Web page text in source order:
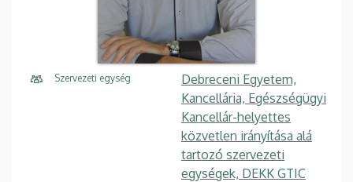
Szervezeti egység
Debreceni Egyetem,
Kancellária, Egészségügyi
Kancellár-helyettes
közvetlen irányítása alá
tartozó szervezeti
egységek, DEKK GTIC